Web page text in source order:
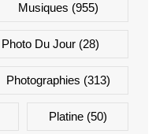
Musiques (955)
Photo Du Jour (28)
Photographies (313)
Platine(50)